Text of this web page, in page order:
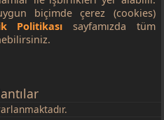
biçimde çerez (cookies)
Politikası sayfamızda tüm